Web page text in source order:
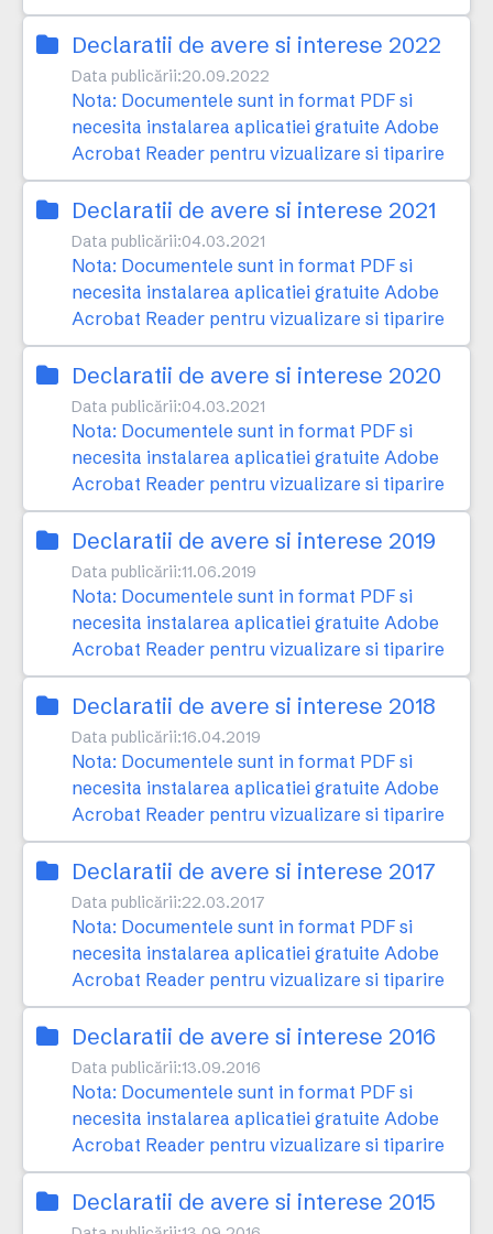
Declaratii de avere si interese 2022
Data publicării:20.09.2022
Nota: Documentele sunt in format PDF si
necesita instalarea aplicatiei gratuite Adobe
Acrobat Reader pentru vizualizare si tiparire
Declaratii de avere si interese 2021
Data publicării:04.03.2021
Nota: Documentele sunt in format PDF si
necesita instalarea aplicatiei gratuite Adobe
Acrobat Reader pentru vizualizare si tiparire
Declaratii de avere si interese 2020
Data publicării:04.03.2021
Nota: Documentele sunt in format PDF si
necesita instalarea aplicatiei gratuite Adobe
Acrobat Reader pentru vizualizare si tiparire
Declaratii de avere si interese 2019
Data publicării:11.06.2019
Nota: Documentele sunt in format PDF si
necesita instalarea aplicatiei gratuite Adobe
Acrobat Reader pentru vizualizare si tiparire
Declaratii de avere si interese 2018
Data publicării:16.04.2019
Nota: Documentele sunt in format PDF si
necesita instalarea aplicatiei gratuite Adobe
Acrobat Reader pentru vizualizare si tiparire
Declaratii de avere si interese 2017
Data publicării:22.03.2017
Nota: Documentele sunt in format PDF si
necesita instalarea aplicatiei gratuite Adobe
Acrobat Reader pentru vizualizare si tiparire
Declaratii de avere si interese 2016
Data publicării:13.09.2016
Nota: Documentele sunt in format PDF si
necesita instalarea aplicatiei gratuite Adobe
Acrobat Reader pentru vizualizare si tiparire
Declaratii de avere si interese 2015